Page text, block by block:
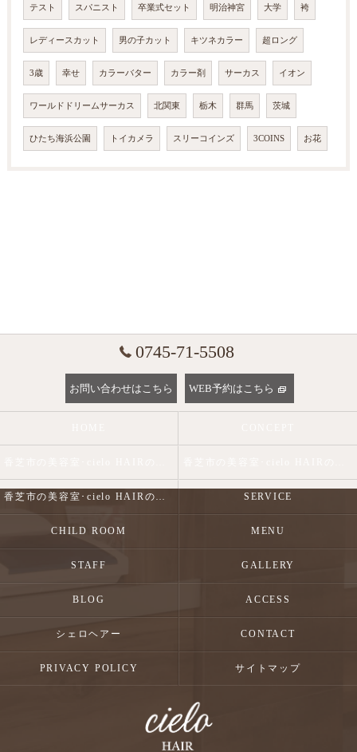
テスト スパニスト 卒業式セット 明治神宮 大学 袴
レディースカット 男の子カット キツネカラー 超ロング
3歳 幸せ カラーバター カラー剤 サーカス イオン
ワールドドリームサーカス 北関東 栃木 群馬 茨城
ひたち海浜公園 トイカメラ スリーコインズ 3COINS お花
0745-71-5508
お問い合わせはこちら WEB予約はこちら
香芝市の美容室･cielo HAIRのお客様の声 SERVICE
CHILD ROOM MENU
STAFF GALLERY
BLOG ACCESS
シェロヘアー CONTACT
PRIVACY POLICY サイトマップ